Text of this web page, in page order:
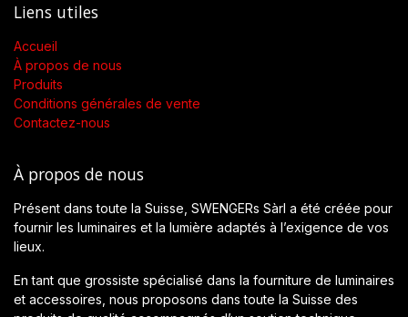
Liens utiles
Accueil
À propos de nous
Produits
Conditions générales de vente
Contactez-nous
À propos de nous
Présent dans toute la Suisse, SWENGERs Sàrl a été créée pour
fournir les luminaires et la lumière adaptés à l’exigence de vos
lieux.
En tant que grossiste spécialisé dans la fourniture de luminaires
et accessoires, nous proposons dans toute la Suisse des